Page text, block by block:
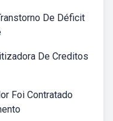
De Déficit
De Creditos
Foi Contratado